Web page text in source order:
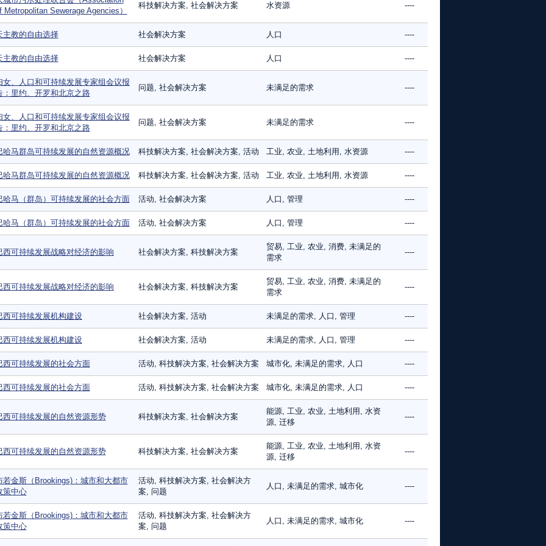
Metropolitan Sewerage Agencies）
科技解决方案, 社会解决方案 水资源 ----
主教的自由选择 社会解决方案 人口 ----
主教的自由选择 社会解决方案 人口 ----
女、人口和可持续发展专家组会议报
：里约、开罗和北京之路
问题, 社会解决方案 未满足的需求 ----
女、人口和可持续发展专家组会议报
：里约、开罗和北京之路
问题, 社会解决方案 未满足的需求 ----
哈马群岛可持续发展的自然资源概况 科技解决方案, 社会解决方案, 活动 工业, 农业, 土地利用, 水资源 ----
哈马群岛可持续发展的自然资源概况 科技解决方案, 社会解决方案, 活动 工业, 农业, 土地利用, 水资源 ----
哈马（群岛）可持续发展的社会方面 活动, 社会解决方案 人口, 管理 ----
哈马（群岛）可持续发展的社会方面 活动, 社会解决方案 人口, 管理 ----
西可持续发展战略对经济的影响 社会解决方案, 科技解决方案
贸易, 工业, 农业, 消费, 未满足的
需求
----
西可持续发展战略对经济的影响 社会解决方案, 科技解决方案
贸易, 工业, 农业, 消费, 未满足的
需求
----
西可持续发展机构建设 社会解决方案, 活动 未满足的需求, 人口, 管理 ----
西可持续发展机构建设 社会解决方案, 活动 未满足的需求, 人口, 管理 ----
西可持续发展的社会方面 活动, 科技解决方案, 社会解决方案 城市化, 未满足的需求, 人口 ----
西可持续发展的社会方面 活动, 科技解决方案, 社会解决方案 城市化, 未满足的需求, 人口 ----
西可持续发展的自然资源形势 科技解决方案, 社会解决方案
能源, 工业, 农业, 土地利用, 水资
源, 迁移
----
西可持续发展的自然资源形势 科技解决方案, 社会解决方案
能源, 工业, 农业, 土地利用, 水资
源, 迁移
----
若金斯（Brookings)：城市和大都市
策中心
活动, 科技解决方案, 社会解决方
案, 问题
人口, 未满足的需求, 城市化 ----
若金斯（Brookings)：城市和大都市
策中心
活动, 科技解决方案, 社会解决方
案, 问题
人口, 未满足的需求, 城市化 ----